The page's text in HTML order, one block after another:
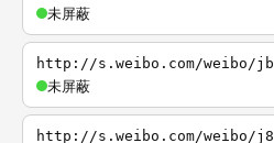
未屏蔽
http://s.weibo.com/weibo/jb
未屏蔽
http://s.weibo.com/weibo/j8